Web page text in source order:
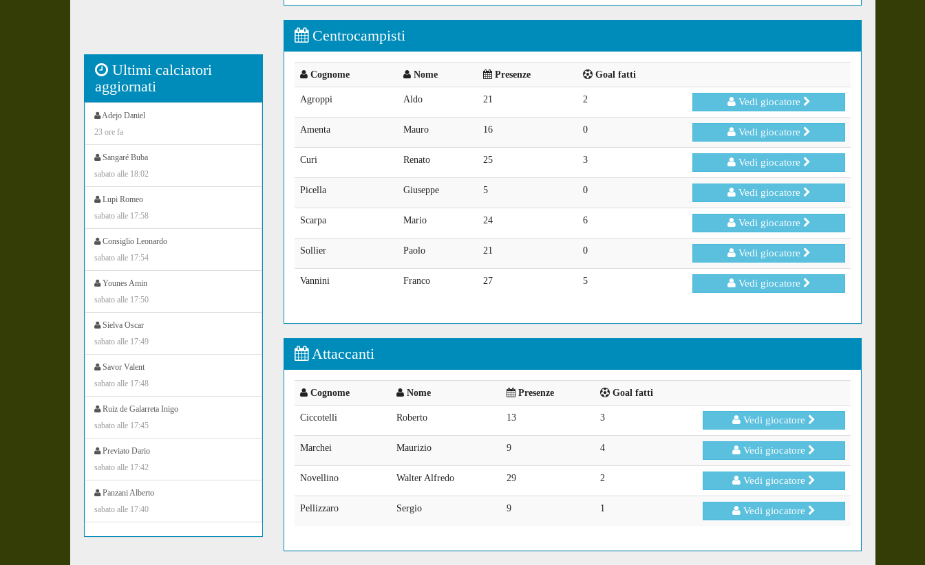
Ultimi calciatori
aggiornati
Adejo Daniel
23 ore fa
Sangaré Buba
sabato alle 18:02
Lupi Romeo
sabato alle 17:58
Consiglio Leonardo
sabato alle 17:54
Younes Amin
sabato alle 17:50
Sielva Oscar
sabato alle 17:49
Savor Valent
sabato alle 17:48
Ruiz de Galarreta Inigo
sabato alle 17:45
Previato Dario
sabato alle 17:42
Panzani Alberto
sabato alle 17:40
Centrocampisti
Cognome Nome Presenze Goal fatti
Agroppi Aldo 21 2 Vedi giocatore
Amenta Mauro 16 0 Vedi giocatore
Curi Renato 25 3 Vedi giocatore
Picella Giuseppe 5 0 Vedi giocatore
Scarpa Mario 24 6 Vedi giocatore
Sollier Paolo 21 0 Vedi giocatore
Vannini Franco 27 5 Vedi giocatore
Attaccanti
Cognome Nome Presenze Goal fatti
Ciccotelli Roberto 13 3 Vedi giocatore
Marchei Maurizio 9 4 Vedi giocatore
Novellino Walter Alfredo 29 2 Vedi giocatore
Pellizzaro Sergio 9 1 Vedi giocatore